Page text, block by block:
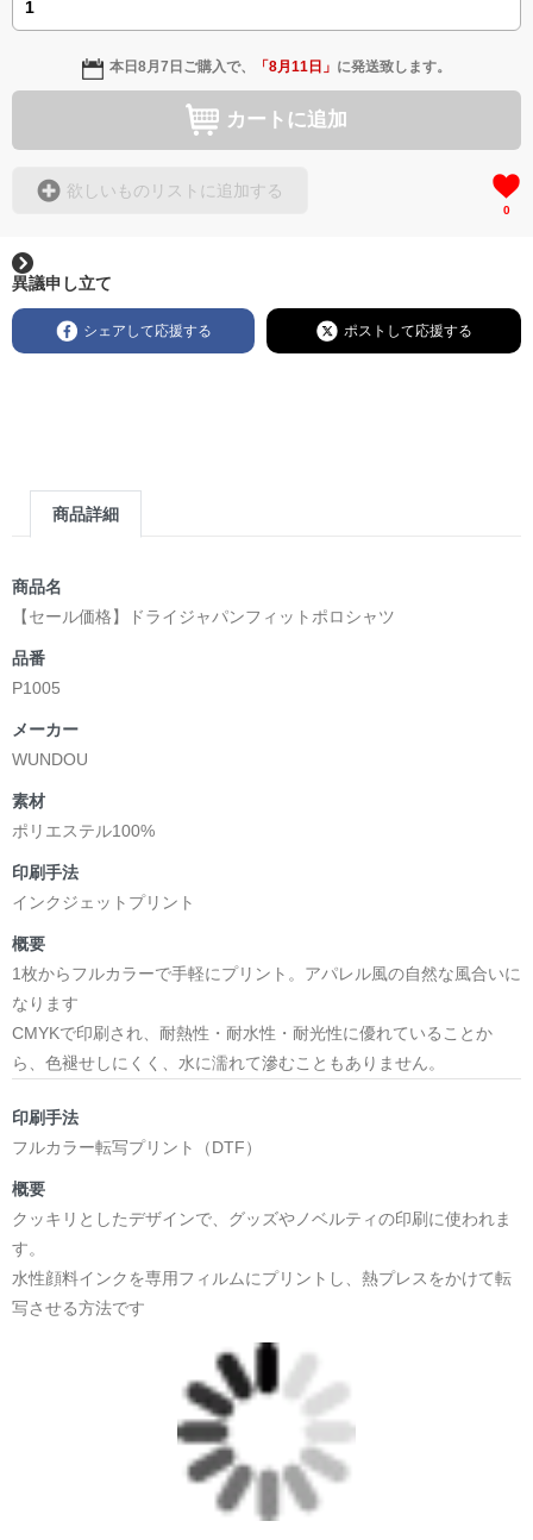
本日8月7日 ご購入で、 「8月11日 」 に発送致します。
カートに追加
欲しいものリストに追加する
0
異議申し立て
シェアして応援する ポストして応援する
商品詳細
商品名
【セール価格】ドライジャパンフィットポロシャツ
品番
P1005
メーカー
WUNDOU
素材
ポリエステル100%
印刷手法
インクジェットプリント
概要
1枚からフルカラーで手軽にプリント。アパレル風の自然な風合いに
なります
CMYKで印刷され、耐熱性・耐水性・耐光性に優れていることか
ら、色褪せしにくく、水に濡れて滲むこともありません。
印刷手法
フルカラー転写プリント（DTF）
概要
クッキリとしたデザインで、グッズやノベルティの印刷に使われま
す。
水性顔料インクを専用フィルムにプリントし、熱プレスをかけて転
写させる方法です